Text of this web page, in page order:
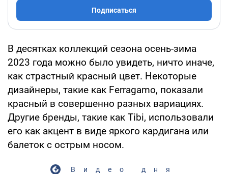
Подписаться
В десятках коллекций сезона осень-зима
2023 года можно было увидеть, ничто иначе,
как страстный красный цвет. Некоторые
дизайнеры, такие как Ferragamo, показали
красный в совершенно разных вариациях.
Другие бренды, такие как Tibi, использовали
его как акцент в виде яркого кардигана или
балеток с острым носом.
Видео дня